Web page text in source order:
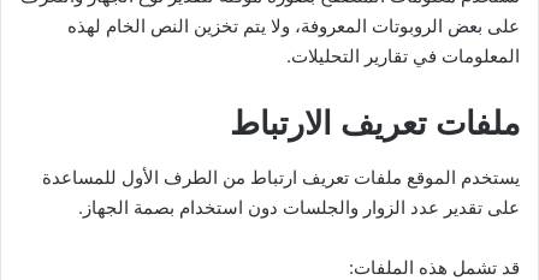
على بعض الروبوتات المعروفة، ولا يتم تخزين النص الخام لهذه
المعلومات في تقارير التحليلات.
ملفات تعريف الارتباط
يستخدم الموقع ملفات تعريف ارتباط من الطرف الأول للمساعدة
على تقدير عدد الزوار والجلسات دون استخدام بصمة الجهاز.
قد تشمل هذه الملفات: